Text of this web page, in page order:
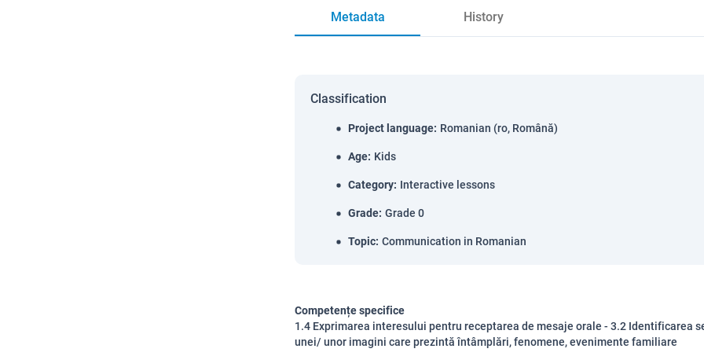
Metadata History
Classification
Project language: Romanian (ro, Română)
Age: Kids
Category: Interactive lessons
Grade: Grade 0
Topic: Communication in Romanian
Competențe specifice
1.4 Exprimarea interesului pentru receptarea de mesaje orale - 3.2 Identificarea
unei/ unor imagini care prezintă întâmplări, fenomene, evenimente familiare